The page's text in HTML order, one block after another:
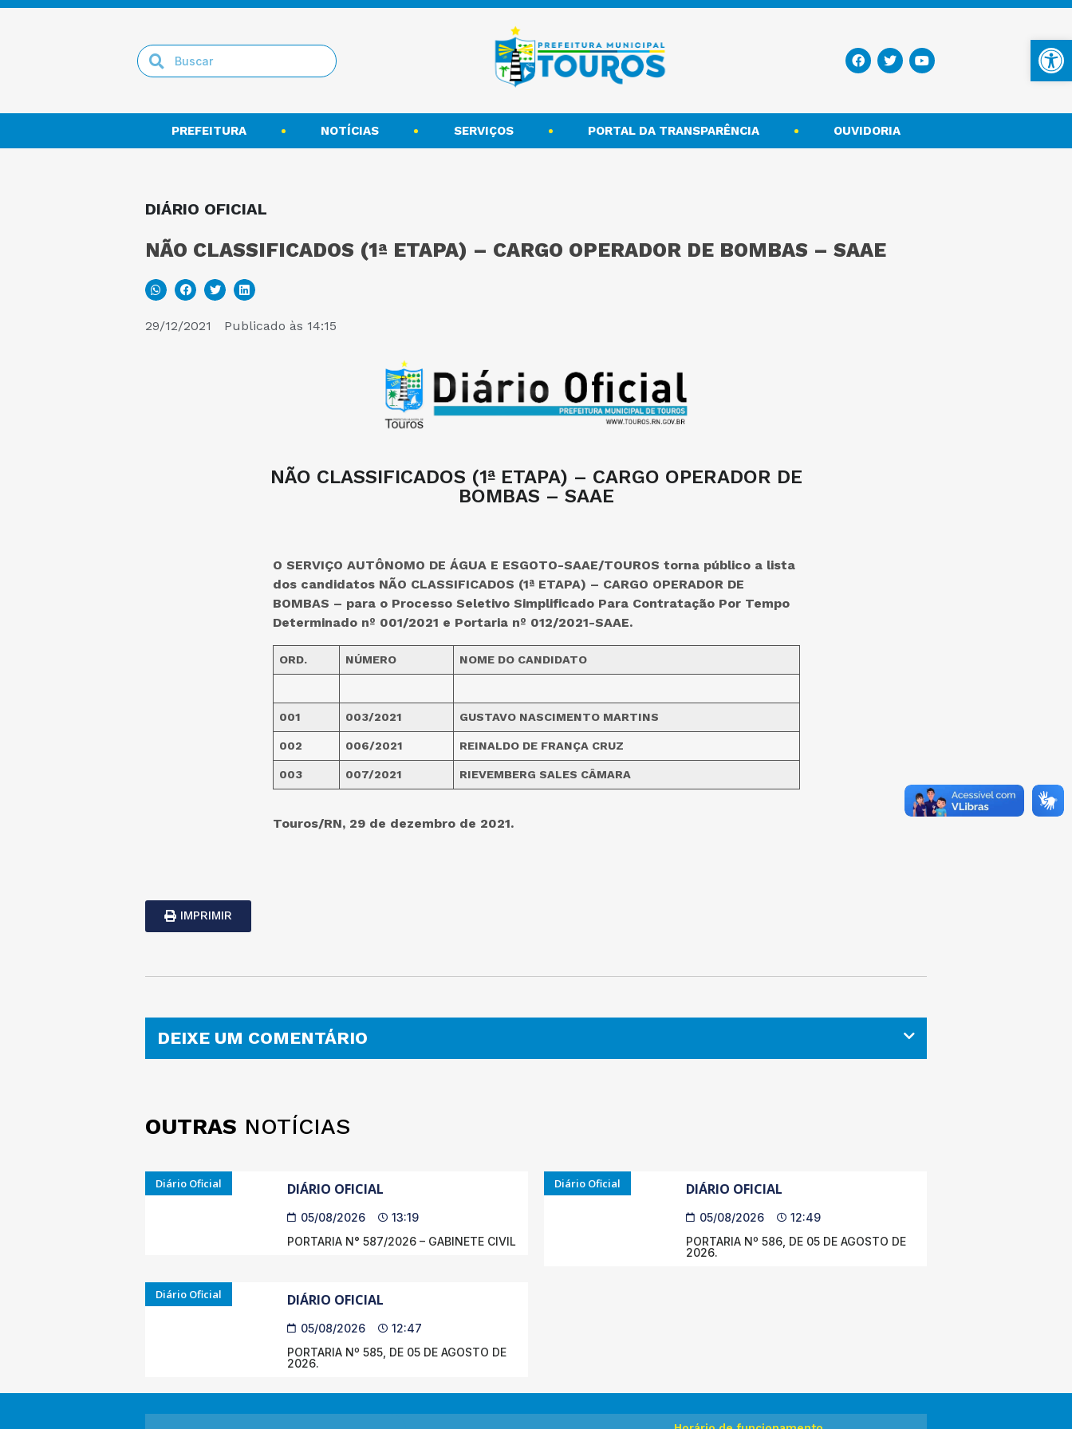
PREFEITURA NOTÍCIAS SERVIÇOS PORTAL DA TRANSPARÊNCIA OUVIDORIA
DIÁRIO OFICIAL
NÃO CLASSIFICADOS (1ª ETAPA) – CARGO OPERADOR DE BOMBAS – SAAE
29/12/2021 Publicado às 14:15
NÃO CLASSIFICADOS (1ª ETAPA) – CARGO OPERADOR DE
BOMBAS – SAAE
O SERVIÇO AUTÔNOMO DE ÁGUA E ESGOTO-SAAE/TOUROS torna público a lista
dos candidatos NÃO CLASSIFICADOS (1ª ETAPA) – CARGO OPERADOR DE
BOMBAS – para o Processo Seletivo Simplificado Para Contratação Por Tempo
Determinado nº 001/2021 e Portaria nº 012/2021-SAAE.
ORD. NÚMERO NOME DO CANDIDATO
001 003/2021 GUSTAVO NASCIMENTO MARTINS
002 006/2021 REINALDO DE FRANÇA CRUZ
003 007/2021 RIEVEMBERG SALES CÂMARA
Touros/RN, 29 de dezembro de 2021.
IMPRIMIR
DEIXE UM COMENTÁRIO
OUTRAS NOTÍCIAS
Diário Oficial DIÁRIO OFICIAL
05/08/2026
13:19
PORTARIA N° 587/2026 – GABINETE CIVIL
Diário Oficial DIÁRIO OFICIAL
05/08/2026
12:49
PORTARIA Nº 586, DE 05 DE AGOSTO DE
2026.
Diário Oficial DIÁRIO OFICIAL
05/08/2026
12:47
PORTARIA Nº 585, DE 05 DE AGOSTO DE
2026.